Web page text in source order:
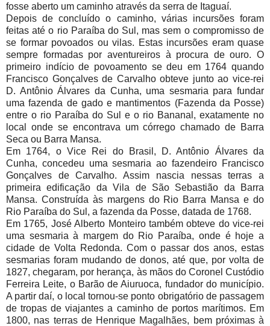
fosse aberto um caminho através da serra de Itaguaí.
Depois de concluído o caminho, várias incursões foram
feitas até o rio Paraíba do Sul, mas sem o compromisso de
se formar povoados ou vilas. Estas incursões eram quase
sempre formadas por aventureiros à procura de ouro. O
primeiro indício de povoamento se deu em 1764 quando
Francisco Gonçalves de Carvalho obteve junto ao vice-rei
D. Antônio Álvares da Cunha, uma sesmaria para fundar
uma fazenda de gado e mantimentos (Fazenda da Posse)
entre o rio Paraíba do Sul e o rio Bananal, exatamente no
local onde se encontrava um córrego chamado de Barra
Seca ou Barra Mansa.
Em 1764, o Vice Rei do Brasil, D. Antônio Álvares da
Cunha, concedeu uma sesmaria ao fazendeiro Francisco
Gonçalves de Carvalho. Assim nascia nessas terras a
primeira edificação da Vila de São Sebastião da Barra
Mansa. Construída às margens do Rio Barra Mansa e do
Rio Paraíba do Sul, a fazenda da Posse, datada de 1768.
Em 1765, José Alberto Monteiro também obteve do vice-rei
uma sesmaria à margem do Rio Paraíba, onde é hoje a
cidade de Volta Redonda. Com o passar dos anos, estas
sesmarias foram mudando de donos, até que, por volta de
1827, chegaram, por herança, às mãos do Coronel Custódio
Ferreira Leite, o Barão de Aiuruoca, fundador do município.
A partir daí, o local tornou-se ponto obrigatório de passagem
de tropas de viajantes a caminho de portos marítimos. Em
1800, nas terras de Henrique Magalhães, bem próximas à